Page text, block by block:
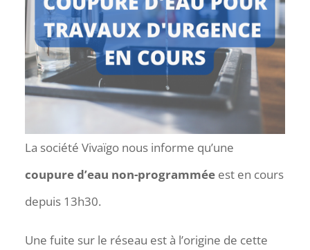
La société Vivaïgo nous informe qu’une
coupure d’eau non-programméeest en cours
depuis 13h30.
Une fuite sur le réseau est à l’origine de cette